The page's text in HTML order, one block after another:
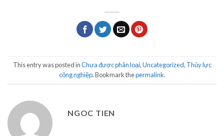
This entry was posted inChưa được phân loại,Uncategorized, Thủy lực
công nghiệp. Bookmark thepermalink.
NGOC TIEN